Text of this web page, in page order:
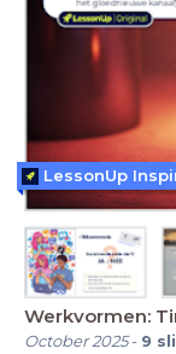
Werkvormen:
October 2025- 9
LessonUp